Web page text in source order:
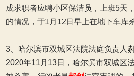
成求职者应聘小区保洁员，上班5天
的情况，于1月12日早上在地下车库
3、哈尔滨市双城区法院法庭负责人
2020年11月13日，哈尔滨市双城区